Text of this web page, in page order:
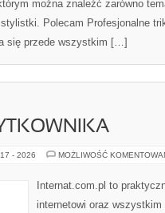
można znaleźć zarówno
Polecam Profesjonalne
się przede wszystkim […]
- 2026 MOŻLIWOŚĆ
Internat.com.pl to
internetowi oraz